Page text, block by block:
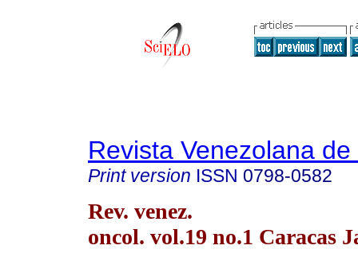
Revista Venezolana
Print version ISSN 0798-0582
Rev. venez.
oncol. vol.19 no.1 Caracas